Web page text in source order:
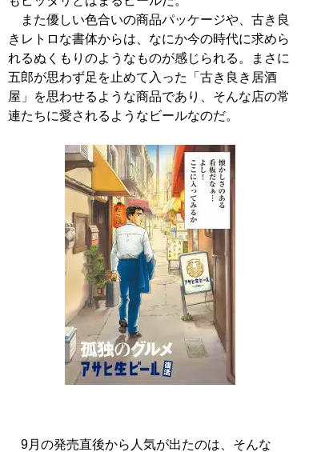
また優しい色合いの商品パッケージや、古き良
きレトロな書体からは、なにか今の時代に求めら
れるぬくもりのようなものが感じられる。まさに
五郎が思わず足を止めて入った「古き良き居酒
屋」を思わせるような商品であり、そんな店の常
連たちに愛されるようなビールなのだ。
9月の発売直後から人気が出たのは、そんな